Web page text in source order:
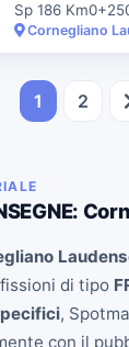
Sp 186
Cornegliano
1 2
di tipo
,
con il